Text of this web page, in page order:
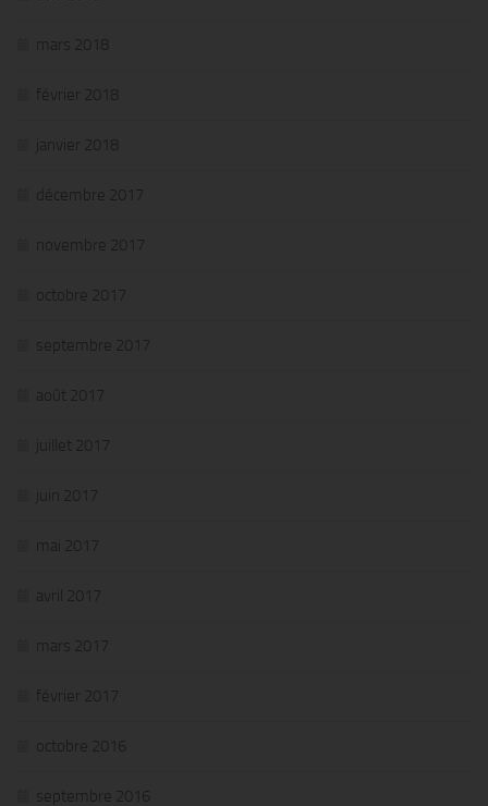
mars 2018
février 2018
janvier 2018
décembre 2017
novembre 2017
octobre 2017
septembre 2017
août 2017
juillet 2017
juin 2017
mai 2017
avril 2017
mars 2017
février 2017
octobre 2016
septembre 2016